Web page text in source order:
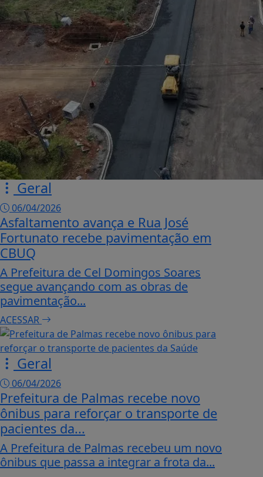
Geral
06/04/2026
Asfaltamento avança e Rua José
Fortunato recebe pavimentação em
CBUQ
A Prefeitura de Cel Domingos Soares
segue avançando com as obras de
pavimentação...
ACESSAR
Geral
06/04/2026
Prefeitura de Palmas recebe novo
ônibus para reforçar o transporte de
pacientes da...
A Prefeitura de Palmas recebeu um novo
ônibus que passa a integrar a frota da...